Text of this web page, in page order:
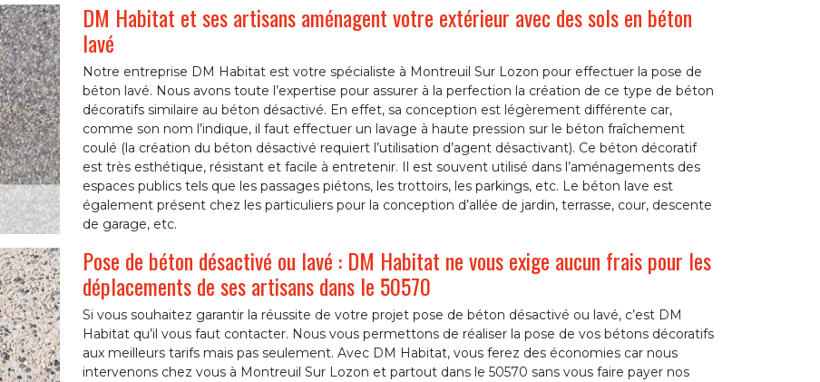
DM Habitat et ses artisans aménagent votre extérieur avec des sols en béton
lavé
Notre entreprise DM Habitat est votre spécialiste à Montreuil Sur Lozon pour effectuer la pose de
béton lavé. Nous avons toute l’expertise pour assurer à la perfection la création de ce type de béton
décoratifs similaire au béton désactivé. En effet, sa conception est légèrement différente car,
comme son nom l’indique, il faut effectuer un lavage à haute pression sur le béton fraîchement
coulé (la création du béton désactivé requiert l’utilisation d’agent désactivant). Ce béton décoratif
est très esthétique, résistant et facile à entretenir. Il est souvent utilisé dans l’aménagements des
espaces publics tels que les passages piétons, les trottoirs, les parkings, etc. Le béton lave est
également présent chez les particuliers pour la conception d’allée de jardin, terrasse, cour, descente
de garage, etc.
Pose de béton désactivé ou lavé : DM Habitat ne vous exige aucun frais pour les
déplacements de ses artisans dans le 50570
Si vous souhaitez garantir la réussite de votre projet pose de béton désactivé ou lavé, c’est DM
Habitat qu’il vous faut contacter. Nous vous permettons de réaliser la pose de vos bétons décoratifs
aux meilleurs tarifs mais pas seulement. Avec DM Habitat, vous ferez des économies car nous
intervenons chez vous à Montreuil Sur Lozon et partout dans le 50570 sans vous faire payer nos